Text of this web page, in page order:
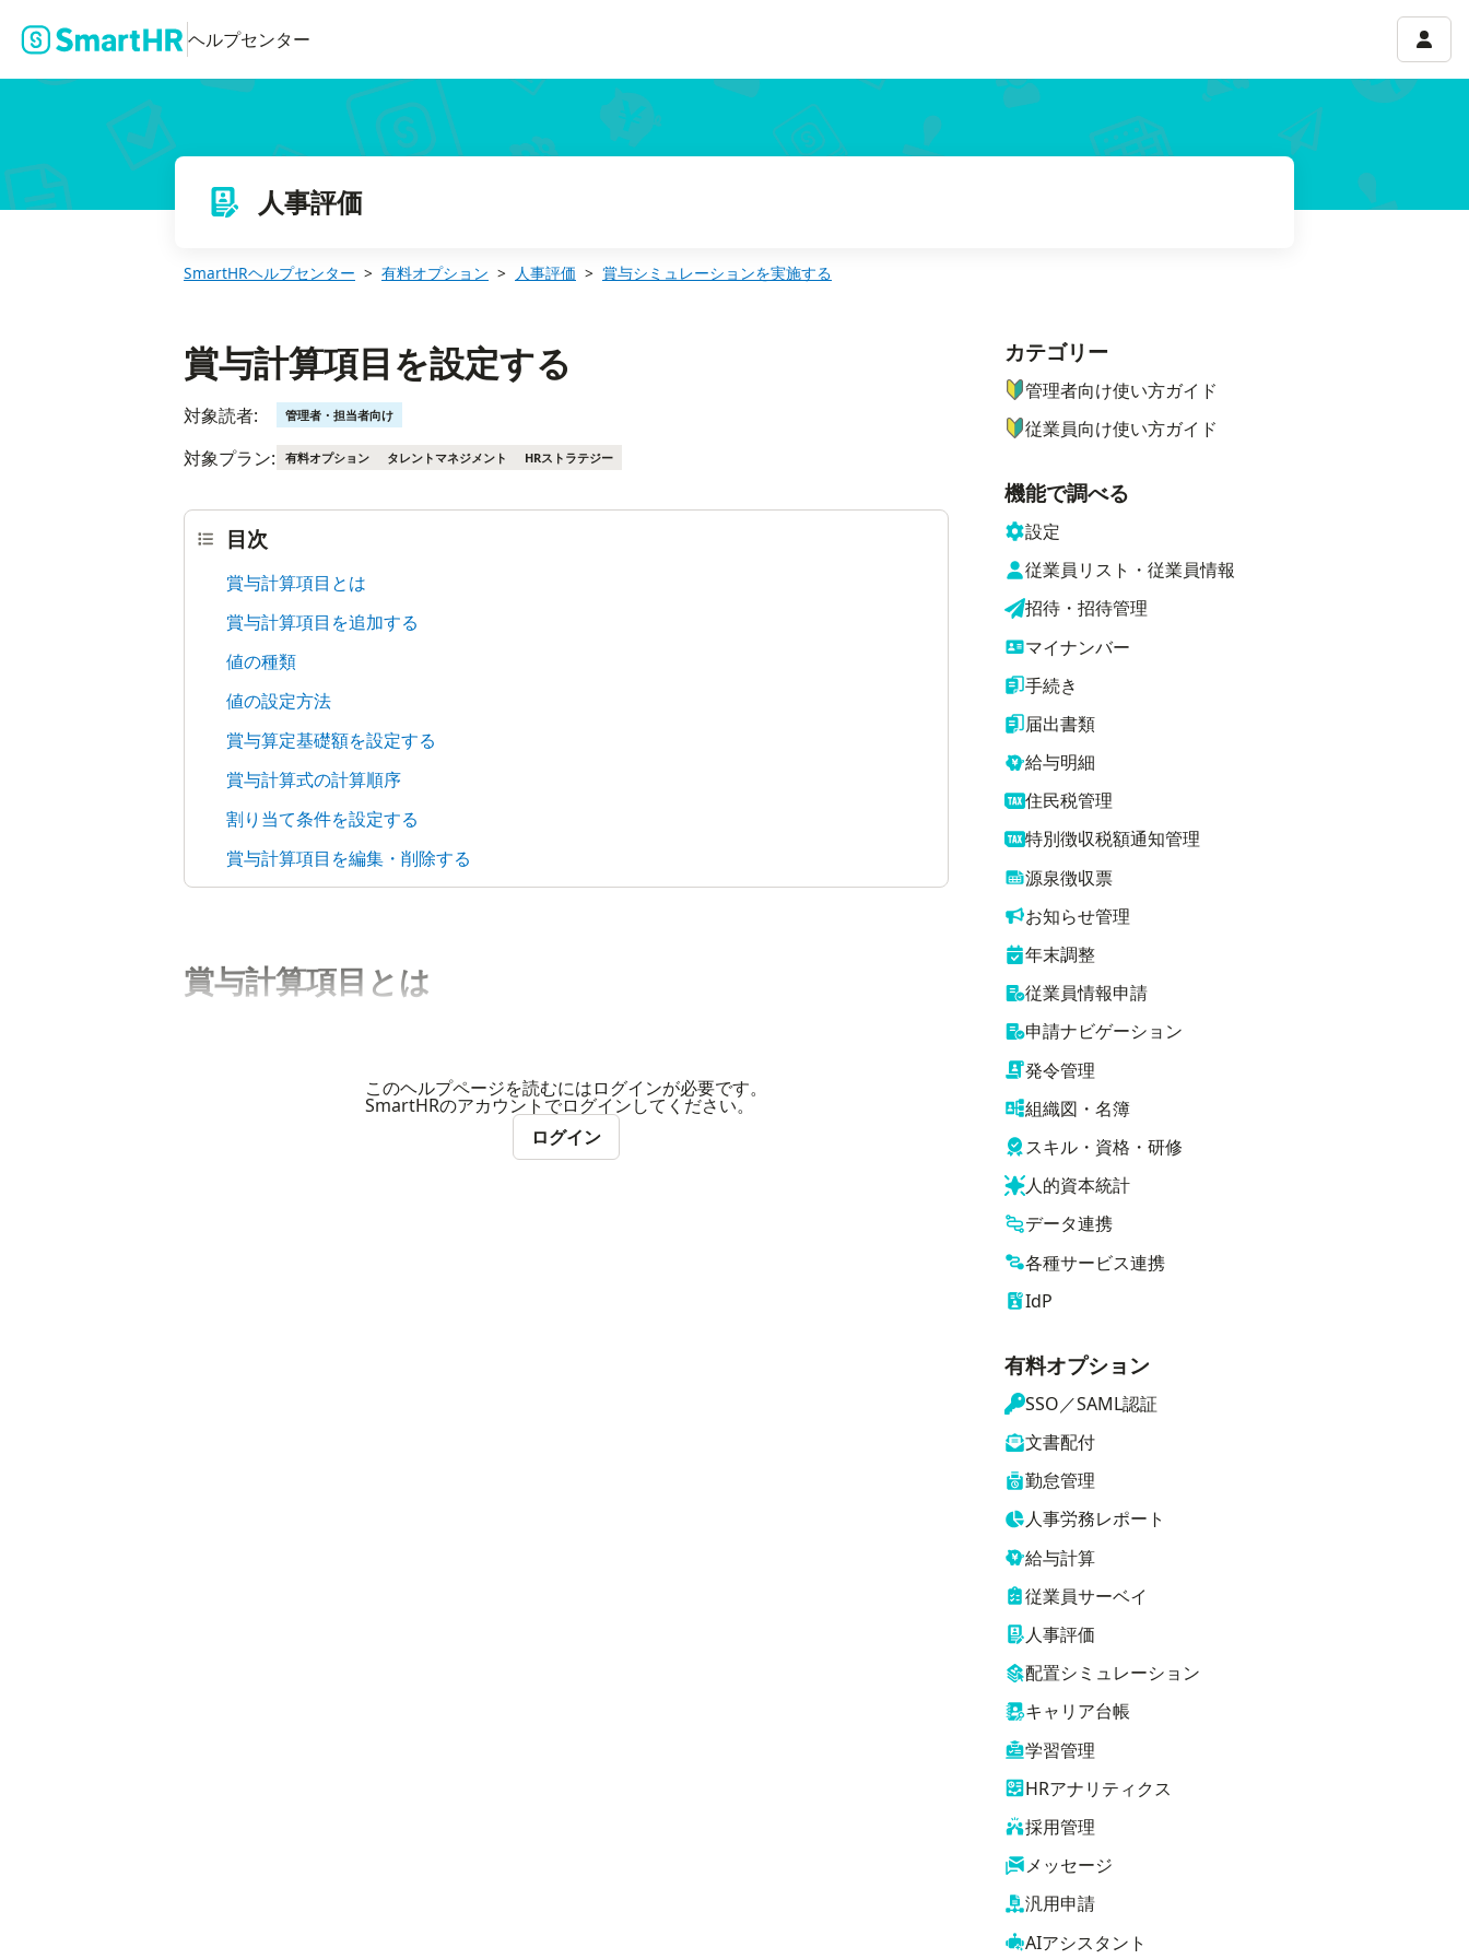
ヘルプセンター アカ
人事評価
SmartHRヘルプセンター 有料オプション 人事評価 賞与シミュレーションを実施する
賞与計算項目を設定する
対象読者: 管理者・担当者向け
対象プラン: 有料オプション タレントマネジメント HRストラテジー
目次
賞与計算項目とは
賞与計算項目を追加する
値の種類
値の設定方法
賞与算定基礎額を設定する
賞与計算式の計算順序
割り当て条件を設定する
賞与計算項目を編集・削除する
賞与計算項目とは
このヘルプページを読むにはログインが必要です。
SmartHRのアカウントでログインしてください。
ログイン
ナビゲーションメニュー
カテゴリー
管理者向け使い方ガイド
従業員向け使い方ガイド
機能で調べる
設定
従業員リスト・従業員情報
招待・招待管理
マイナンバー
手続き
届出書類
給与明細
住民税管理
特別徴収税額通知管理
源泉徴収票
お知らせ管理
年末調整
従業員情報申請
申請ナビゲーション
発令管理
組織図・名簿
スキル・資格・研修
人的資本統計
データ連携
各種サービス連携
IdP
有料オプション
SSO／SAML認証
文書配付
勤怠管理
人事労務レポート
給与計算
従業員サーベイ
人事評価
配置シミュレーション
キャリア台帳
学習管理
HRアナリティクス
採用管理
メッセージ
汎用申請
AIアシスタント